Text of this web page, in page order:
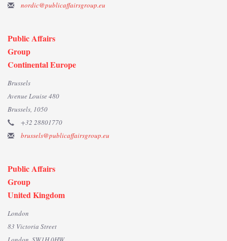
nordic@publicaffairsgroup.eu
Public Affairs
Group
Continental Europe
Brussels
Avenue Louise 480
Brussels, 1050
+32 28801770
brussels@publicaffairsgroup.eu
Public Affairs
Group
United Kingdom
London
83 Victoria Street